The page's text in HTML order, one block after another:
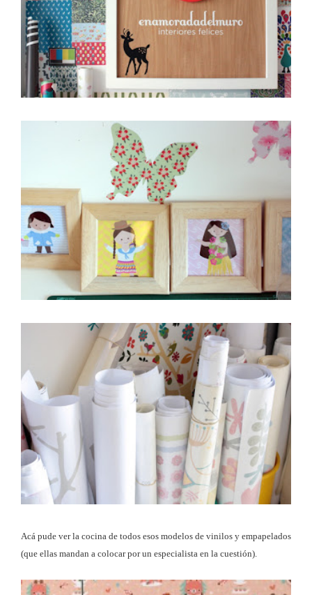
Acá pude ver la cocina de todos esos modelos de vinilos y empapelados
(que ellas mandan a colocar por un especialista en la cuestión).